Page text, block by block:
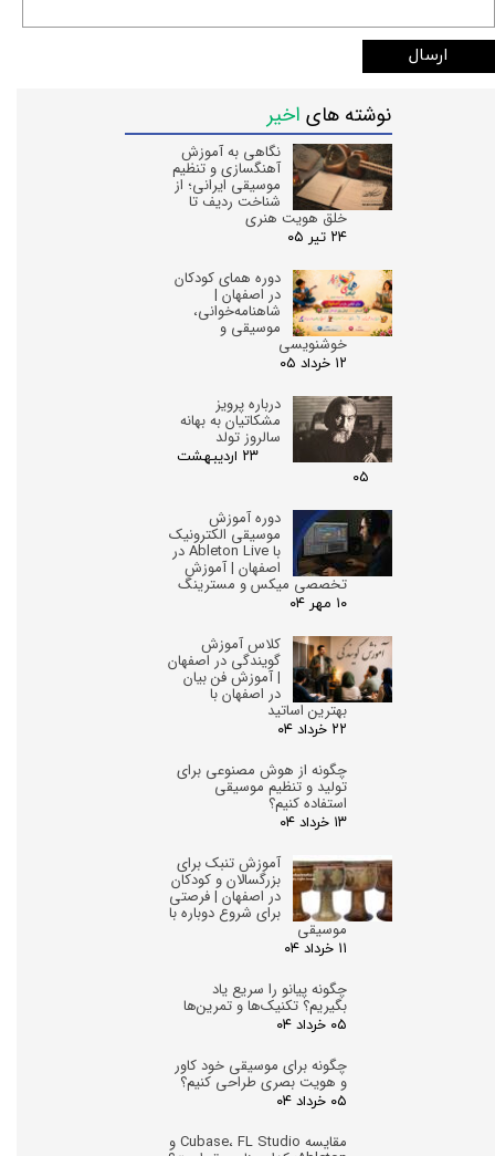
ارسال
نوشته های اخیر
نگاهی به آموزش
آهنگسازی و تنظیم
موسیقی ایرانی؛ از
شناخت ردیف تا
خلق هویت هنری
۲۴ تیر ۰۵
دوره همای کودکان
در اصفهان |
شاهنامه‌خوانی،
موسیقی و
خوشنویسی
۱۲ خرداد ۰۵
درباره پرویز
مشکاتیان به بهانه
سالروز تولد
۲۳ اردیبهشت
۰۵
دوره آموزش
موسیقی الکترونیک
با Ableton Live در
اصفهان | آموزش
تخصصی میکس و مسترینگ
۱۰ مهر ۰۴
کلاس آموزش
گویندگی در اصفهان
| آموزش فن بیان
در اصفهان با
بهترین اساتید
۲۲ خرداد ۰۴
چگونه از هوش مصنوعی برای
تولید و تنظیم موسیقی
استفاده کنیم؟
۱۳ خرداد ۰۴
آموزش تنبک برای
بزرگسالان و کودکان
در اصفهان | فرصتی
برای شروع دوباره با
موسیقی
۱۱ خرداد ۰۴
چگونه پیانو را سریع یاد
بگیریم؟ تکنیک‌ها و تمرین‌ها
۰۵ خرداد ۰۴
چگونه برای موسیقی خود کاور
و هویت بصری طراحی کنیم؟
۰۵ خرداد ۰۴
مقایسه Cubase، FL Studio و